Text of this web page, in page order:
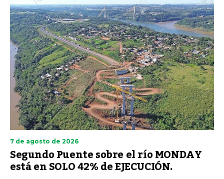
7 de agosto de 2026
Segundo Puente sobre el río MONDAY
está en SOLO 42% de EJECUCIÓN.